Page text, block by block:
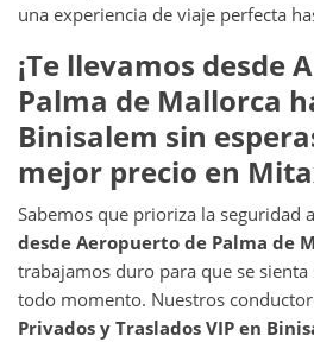
una experiencia de viaje perfecta
¡Te llevamos desde
Palma de Mallorca
Binisalem sin
mejor precio en
Sabemos que prioriza la seguridad
desde Aeropuerto de Palma de
trabajamos duro para que se
todo momento. Nuestros
Privados y Traslados VIP en